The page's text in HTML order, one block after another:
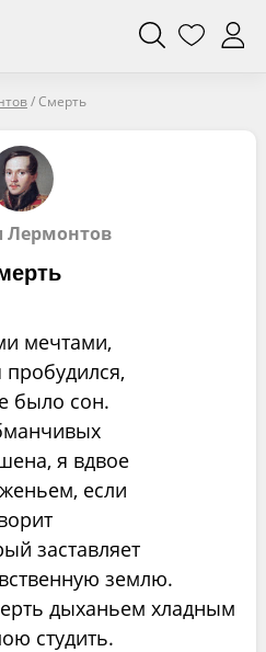
/Смерть
Лермонтов
мечтами,
пробудился,
было сон.
я вдвое
если
заставляет
землю.
дыханьем хладным
студить.